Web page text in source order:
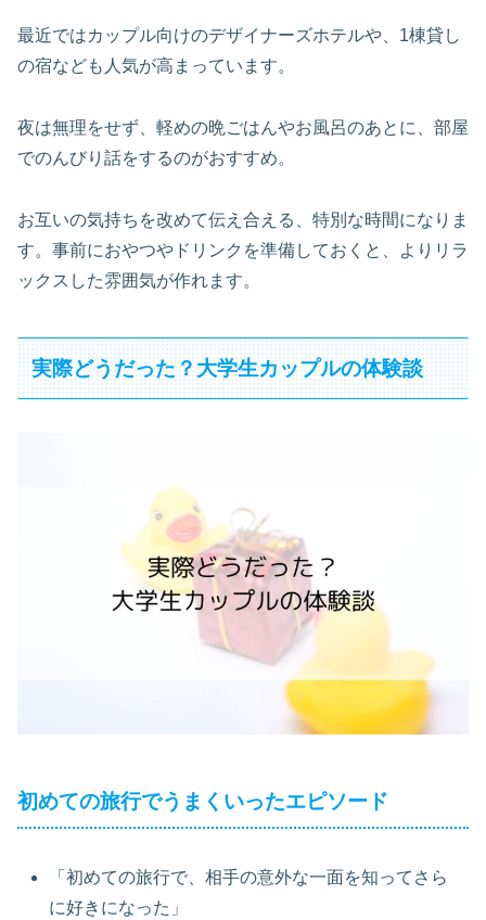
最近ではカップル向けのデザイナーズホテルや、1棟貸し
の宿なども人気が高まっています。
夜は無理をせず、軽めの晩ごはんやお風呂のあとに、部屋
でのんびり話をするのがおすすめ。
お互いの気持ちを改めて伝え合える、特別な時間になりま
す。事前におやつやドリンクを準備しておくと、よりリラ
ックスした雰囲気が作れます。
実際どうだった？大学生カップルの体験談
初めての旅行でうまくいったエピソード
「初めての旅行で、相手の意外な一面を知ってさら
に好きになった」